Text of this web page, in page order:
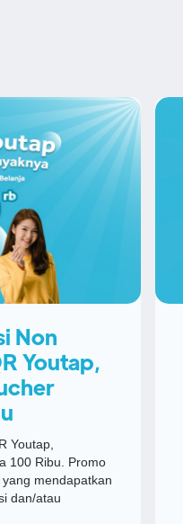
Non
Youtap,
Youtap,
100 Ribu. Promo
mendapatkan
dan/atau